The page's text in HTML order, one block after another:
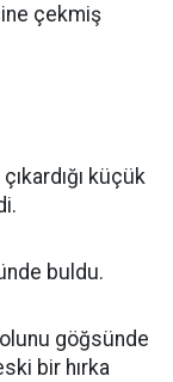
çekmiş
küçük
buldu.
göğsünde
bir hırka